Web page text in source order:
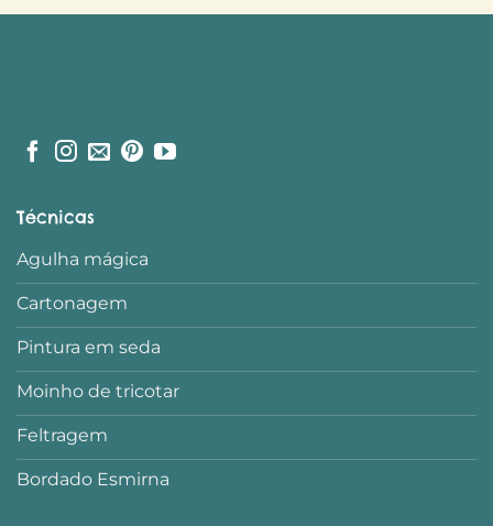
Técnicas
Agulha mágica
Cartonagem
Pintura em seda
Moinho de tricotar
Feltragem
Bordado Esmirna